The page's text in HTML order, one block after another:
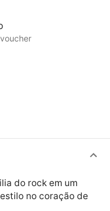
do rock em um
no coração de